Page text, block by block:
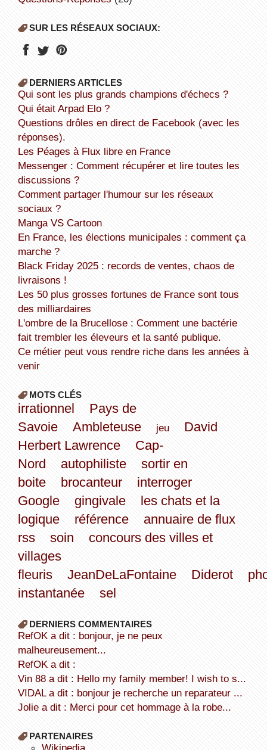
SUR LES RÉSEAUX SOCIAUX:
DERNIERS ARTICLES
Qui sont les plus grands champions d'échecs ?
Qui était Arpad Elo ?
Questions drôles en direct de Facebook (avec les
réponses).
Les Péages à Flux libre en France
Messenger : Comment récupérer et lire toutes les
discussions ?
Comment partager l'humour sur les réseaux
sociaux ?
Manga VS Cartoon
En France, les élections municipales : comment ça
marche ?
Black Friday 2025 : records de ventes, chaos de
livraisons !
Les 50 plus grosses fortunes de France sont tous
des milliardaires
L'ombre de la Brucellose : Comment une bactérie
fait trembler les éleveurs et la santé publique.
Ce métier peut vous rendre riche dans les années à
venir
MOTS CLÉS
irrationnel
Pays de
Savoie
Ambleteuse jeu
David
Herbert Lawrence
Cap-
Nord
autophiliste
sortir en
boite
brocanteur
interroger
Google
gingivale
les chats et la
logique
référence
annuaire de flux
rss
soin
concours des villes et
villages
fleuris
JeanDeLaFontaine Diderot
instantanée
sel
DERNIERS COMMENTAIRES
refOK a dit : bonjour, je ne peux
malheureusement...
refOK a dit :
Vin 88 a dit : Hello my family member! I wish to s...
VIDAL a dit : bonjour je recherche un reparateur ...
Jolie a dit : Merci pour cet hommage à la robe...
PARTENAIRES
wikipedia